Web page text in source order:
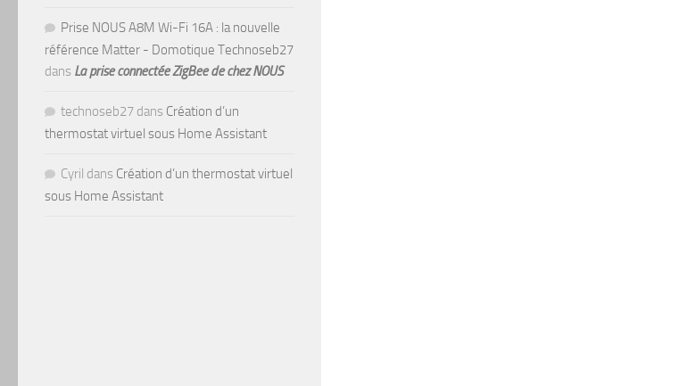
Prise NOUS A8M Wi-Fi 16A : la nouvelle
référence Matter - Domotique Technoseb27
dans La prise connectée ZigBee de chez NOUS
technoseb27 dans Création d’un
thermostat virtuel sous Home Assistant
Cyril dans Création d’un thermostat virtuel
sous Home Assistant